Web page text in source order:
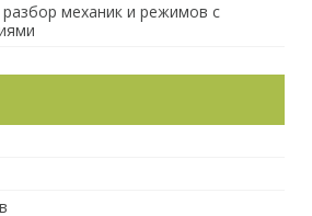
механик и режимов с